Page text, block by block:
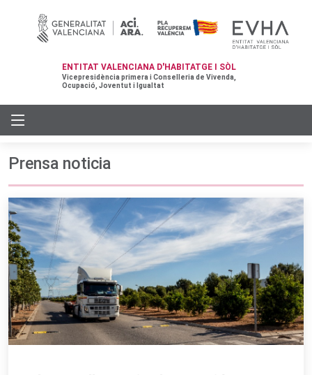
ENTITAT VALENCIANA D'HABITATGE I SÒL
Vicepresidència primera i Conselleria de Vivenda,
Ocupació, Joventut i Igualtat
Prensa noticia